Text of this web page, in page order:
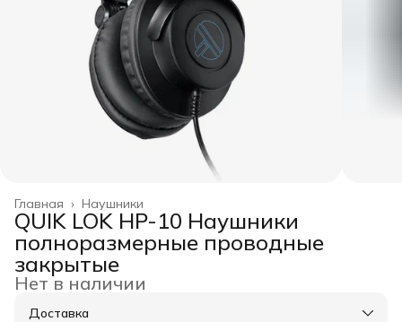
Наушники
Главная ›
QUIK LOK HP-10 Наушники
полноразмерные проводные
закрытые
Нет в наличии
Доставка